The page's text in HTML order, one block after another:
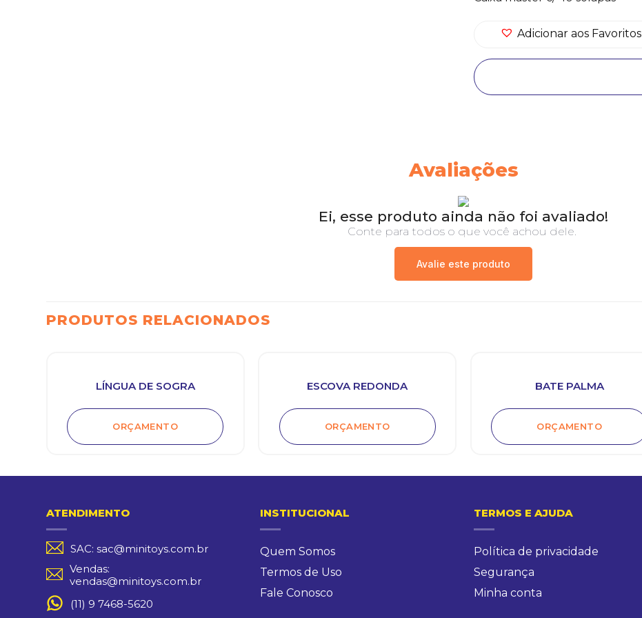
Adicionar aos Favoritos
Avaliações
Ei, esse produto ainda não foi avaliado!
Conte para todos o que você achou dele.
Avalie este produto
PRODUTOS RELACIONADOS
LÍNGUA DE SOGRA
ORÇAMENTO
ESCOVA REDONDA
ORÇAMENTO
BATE PALMA
ORÇAMENTO
ATENDIMENTO
SAC: sac@minitoys.com.br
Vendas:
vendas@minitoys.com.br
(11) 9 7468-5620
INSTITUCIONAL
Quem Somos
Termos de Uso
Fale Conosco
TERMOS E AJUDA
Política de privacidade
Segurança
Minha conta